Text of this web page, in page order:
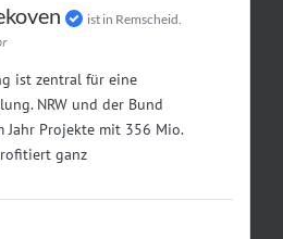
ist in Remscheid.
ist zentral für eine
NRW und der Bund
Jahr Projekte mit 356 Mio.
ganz